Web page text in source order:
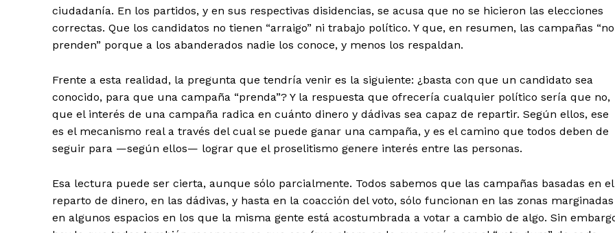
ciudadanía. En los partidos, y en sus respectivas disidencias, se acusa que no se hicieron las elecciones
correctas. Que los candidatos no tienen “arraigo” ni trabajo político. Y que, en resumen, las campañas “no
prenden” porque a los abanderados nadie los conoce, y menos los respaldan.
Frente a esta realidad, la pregunta que tendría venir es la siguiente: ¿basta con que un candidato sea
conocido, para que una campaña “prenda”? Y la respuesta que ofrecería cualquier político sería que no,
que el interés de una campaña radica en cuánto dinero y dádivas sea capaz de repartir. Según ellos, ese
es el mecanismo real a través del cual se puede ganar una campaña, y es el camino que todos deben de
seguir para —según ellos— lograr que el proselitismo genere interés entre las personas.
Esa lectura puede ser cierta, aunque sólo parcialmente. Todos sabemos que las campañas basadas en el
reparto de dinero, en las dádivas, y hasta en la coacción del voto, sólo funcionan en las zonas
en algunos espacios en los que la misma gente está acostumbrada a votar a cambio de algo. Sin